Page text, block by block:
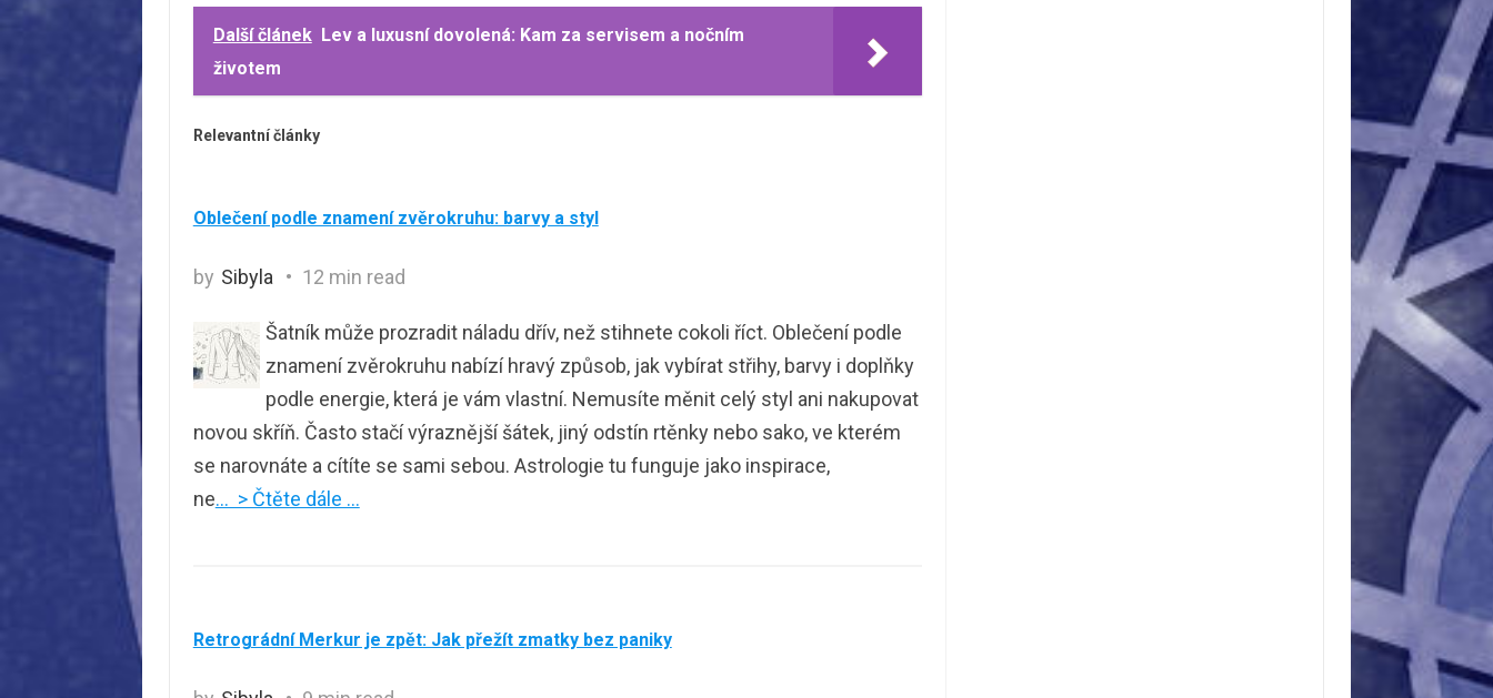
Další článek Lev a luxusní dovolená: Kam za servisem a nočním
životem
Relevantní články
Oblečení podle znamení zvěrokruhu: barvy a styl
by Sibyla 12 min read
Šatník může prozradit náladu dřív, než stihnete cokoli říct. Oblečení podle
znamení zvěrokruhu nabízí hravý způsob, jak vybírat střihy, barvy i doplňky
podle energie, která je vám vlastní. Nemusíte měnit celý styl ani nakupovat
novou skříň. Často stačí výraznější šátek, jiný odstín rtěnky nebo sako, ve kterém
se narovnáte a cítíte se sami sebou. Astrologie tu funguje jako inspirace,
ne… > Čtěte dále …
Retrográdní Merkur je zpět: Jak přežít zmatky bez paniky